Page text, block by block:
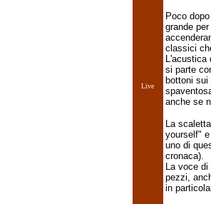
Live
Poco
grande
classici
L'acustica
si parte
bottoni
anche se
La
yourself"
uno di
cronaca).
La voce
pezzi,
in